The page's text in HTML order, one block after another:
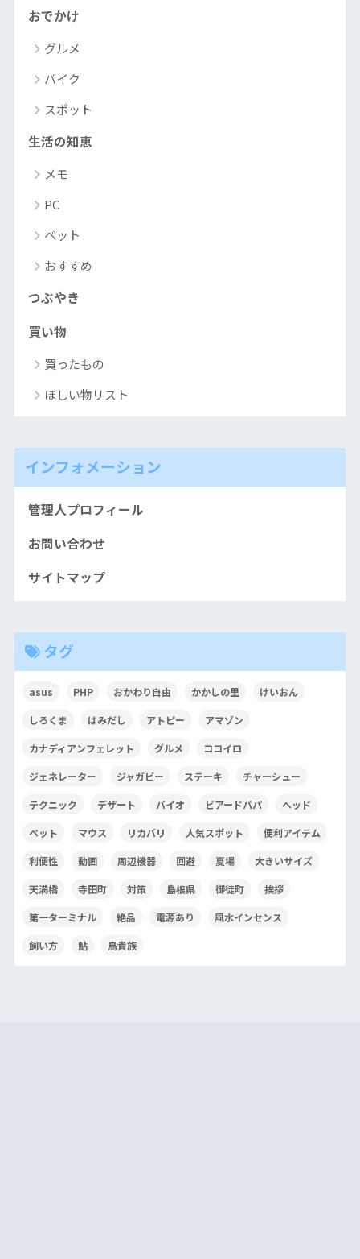
おでかけ
グルメ
バイク
スポット
生活の知恵
メモ
PC
ペット
おすすめ
つぶやき
買い物
買ったもの
ほしい物リスト
インフォメーション
管理人プロフィール
お問い合わせ
サイトマップ
タグ
asus PHP おかわり自由 かかしの里 けいおん
しろくま はみだし アトピー アマゾン
カナディアンフェレット グルメ ココイロ
ジェネレーター ジャガビー ステーキ チャーシュー
テクニック デザート バイオ ビアードパパ ヘッド
ペット マウス リカバリ 人気スポット 便利アイテム
利便性 動画 周辺機器 回避 夏場 大きいサイズ
天満橋 寺田町 対策 島根県 御徒町 挨拶
第一ターミナル 絶品 電源あり 風水インセンス
飼い方 鮎 鳥貴族